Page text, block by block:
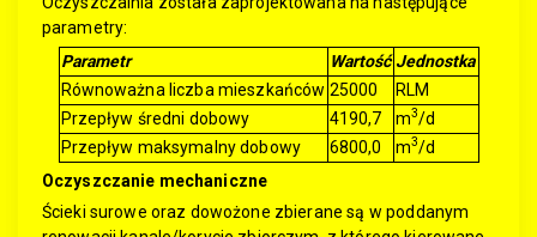
parametry:
Parametr
Wartość Jednostka
Równoważna liczba mieszkańców 25000
RLM
Przepływ średni dobowy
4190,7 m3/d
Przepływ maksymalny dobowy
6800,0 m3/d
Oczyszczanie mechaniczne
Ścieki surowe oraz dowożone zbierane są w poddanym